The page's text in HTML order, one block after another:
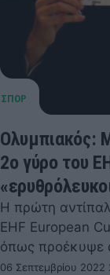
Ολυμπιακός:
2ο γύρο του
Η πρώτη
EHF European
όπως προέκυψε
06 Σεπτεμβρίου 2022